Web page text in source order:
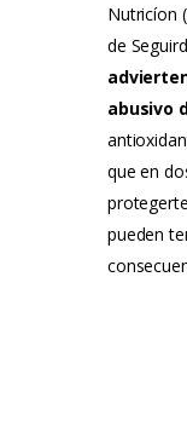
Nutricíon
de
abusivo
que en
pueden